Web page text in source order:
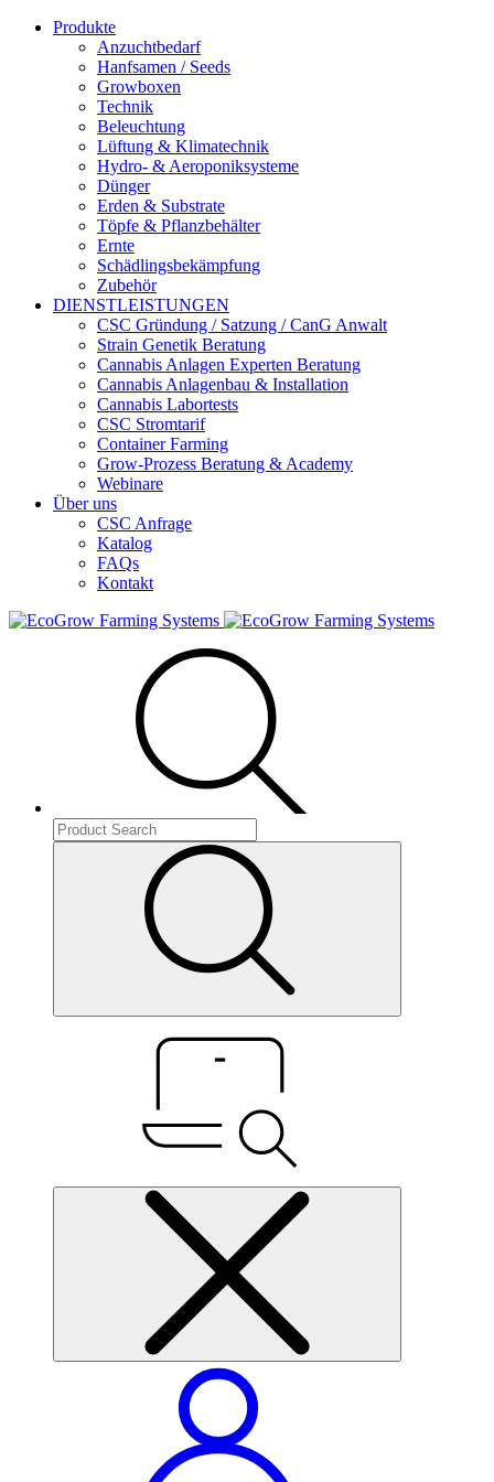
Produkte
Anzuchtbedarf
Hanfsamen / Seeds
Growboxen
Technik
Beleuchtung
Lüftung & Klimatechnik
Hydro- & Aeroponiksysteme
Dünger
Erden & Substrate
Töpfe & Pflanzbehälter
Ernte
Schädlingsbekämpfung
Zubehör
DIENSTLEISTUNGEN
CSC Gründung / Satzung / CanG Anwalt
Strain Genetik Beratung
Cannabis Anlagen Experten Beratung
Cannabis Anlagenbau & Installation
Cannabis Labortests
CSC Stromtarif
Container Farming
Grow-Prozess Beratung & Academy
Webinare
Über uns
CSC Anfrage
Katalog
FAQs
Kontakt